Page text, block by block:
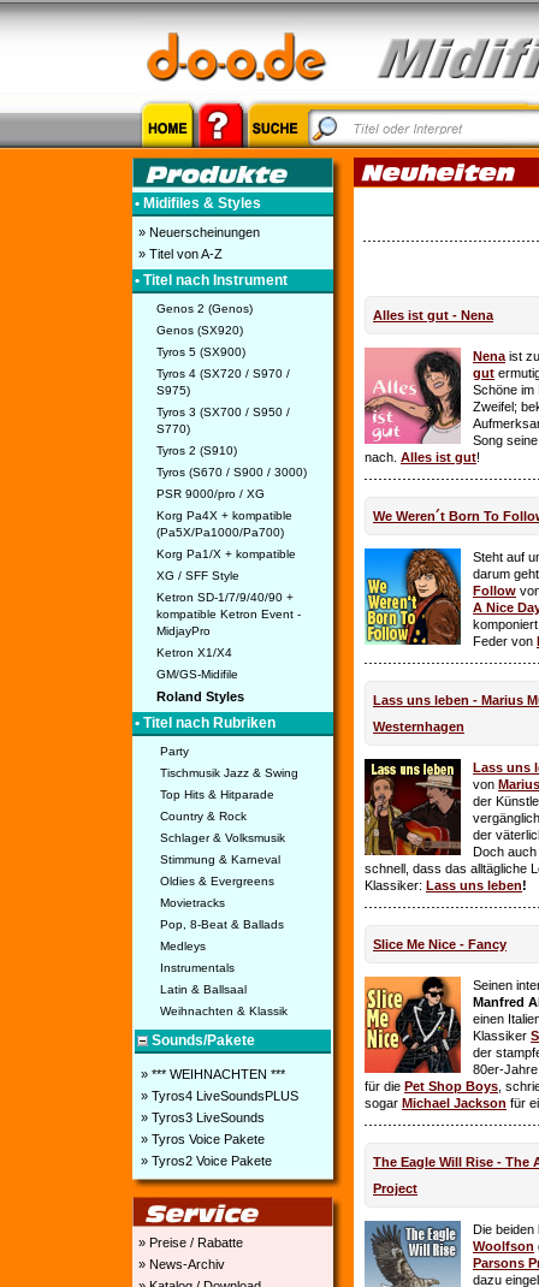
• Midifiles & Styles
» Neuerscheinungen
» Titel von A-Z
• Titel nach Instrument
Genos 2 (Genos)
Genos (SX920)
Tyros 5 (SX900)
Tyros 4 (SX720 / S970 /
S975)
Tyros 3 (SX700 / S950 /
S770)
Tyros 2 (S910)
Tyros (S670 / S900 / 3000)
PSR 9000/pro / XG
Korg Pa4X + kompatible
(Pa5X/Pa1000/Pa700)
Korg Pa1/X + kompatible
XG / SFF Style
Ketron SD-1/7/9/40/90 +
kompatible Ketron Event -
MidjayPro
Ketron X1/X4
GM/GS-Midifile
Roland Styles
• Titel nach Rubriken
Party
Tischmusik Jazz & Swing
Top Hits & Hitparade
Country & Rock
Schlager & Volksmusik
Stimmung & Karneval
Oldies & Evergreens
Movietracks
Pop, 8-Beat & Ballads
Medleys
Instrumentals
Latin & Ballsaal
Weihnachten & Klassik
Sounds/Pakete
» *** WEIHNACHTEN ***
» Tyros4 LiveSoundsPLUS
» Tyros3 LiveSounds
» Tyros Voice Pakete
» Tyros2 Voice Pakete
» Preise / Rabatte
» News-Archiv
Alles ist gut - Nena
Nena ist
gut
Schöne im
Zweifel;
Song
nach. Alles ist gut!
We Weren´t Born To
Steht auf
darum
Follow
A Nice
Feder von
Lass uns leben - Marius
Westernhagen
Lass uns
von
der
der
Doch auch
schnell, dass das alltägliche
Klassiker: Lass uns leben!
Slice Me Nice - Fancy
Seinen
Manfred
einen
Klassiker
der
80er-
für die Pet Shop Boys ,
sogar Michael Jackson für
The Eagle Will Rise - The
Project
Die beiden
Woolfson
Parsons
dazu